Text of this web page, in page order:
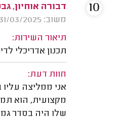
דבורה אוחיון,
משוב: 31/03/2025
תיאור השירות:
תכנון אדריכלי
חוות דעת:
אני ממליצה
מקצועית, הוא
שלו היה בסדר
10